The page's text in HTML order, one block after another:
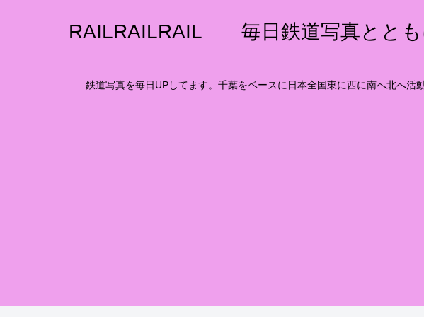
RAILRAILRAIL 毎日鉄道写真ととも
鉄道写真を毎日UPしてます。千葉をベースに日本全国東に西に南へ北へ活